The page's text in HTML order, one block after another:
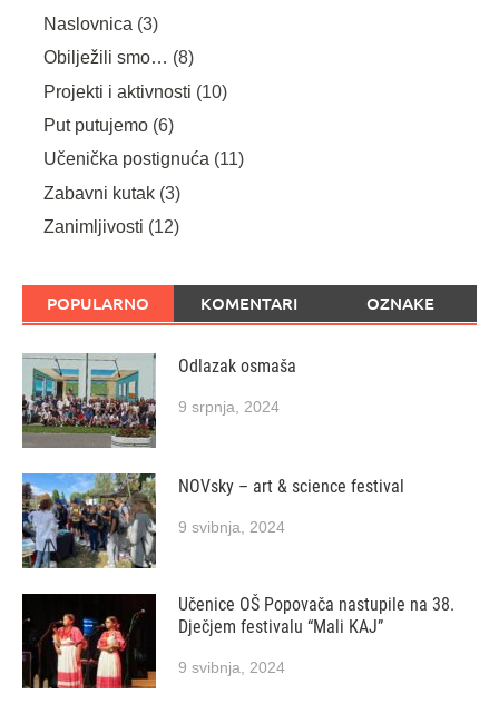
Naslovnica (3)
Obilježili smo… (8)
Projekti i aktivnosti (10)
Put putujemo (6)
Učenička postignuća (11)
Zabavni kutak (3)
Zanimljivosti (12)
POPULARNO KOMENTARI OZNAKE
Odlazak osmaša
9 srpnja, 2024
NOVsky – art & science festival
9 svibnja, 2024
Učenice OŠ Popovača nastupile na 38.
Dječjem festivalu “Mali KAJ”
9 svibnja, 2024